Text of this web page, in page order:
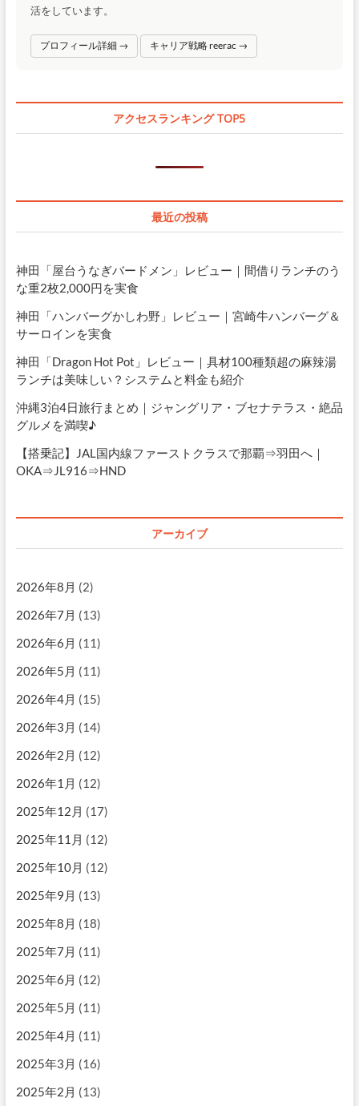
活をしています。
プロフィール詳細 → キャリア戦略 reerac →
アクセスランキング TOP5
最近の投稿
神田「屋台うなぎバードメン」レビュー｜間借りランチのう
な重2枚2,000円を実食
神田「ハンバーグかしわ野」レビュー｜宮崎牛ハンバーグ＆
サーロインを実食
神田「Dragon Hot Pot」レビュー｜具材100種類超の麻辣湯
ランチは美味しい？システムと料金も紹介
沖縄3泊4日旅行まとめ｜ジャングリア・ブセナテラス・絶品
グルメを満喫♪
【搭乗記】JAL国内線ファーストクラスで那覇⇒羽田へ｜
OKA⇒JL916⇒HND
アーカイブ
2026年8月 (2)
2026年7月 (13)
2026年6月 (11)
2026年5月 (11)
2026年4月 (15)
2026年3月 (14)
2026年2月 (12)
2026年1月 (12)
2025年12月 (17)
2025年11月 (12)
2025年10月 (12)
2025年9月 (13)
2025年8月 (18)
2025年7月 (11)
2025年6月 (12)
2025年5月 (11)
2025年4月 (11)
2025年3月 (16)
2025年2月 (13)